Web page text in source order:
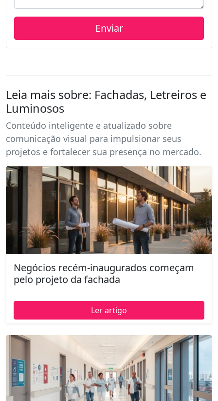
Leia mais sobre: Fachadas, Letreiros e
Luminosos
Conteúdo inteligente e atualizado sobre
comunicação visual para impulsionar seus
projetos e fortalecer sua presença no mercado.
Negócios recém-inaugurados começam
pelo projeto da fachada
Ler artigo